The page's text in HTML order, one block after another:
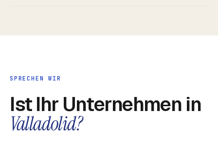
SPRECHEN WIR
Ist Ihr Unternehmen in
Valladolid?